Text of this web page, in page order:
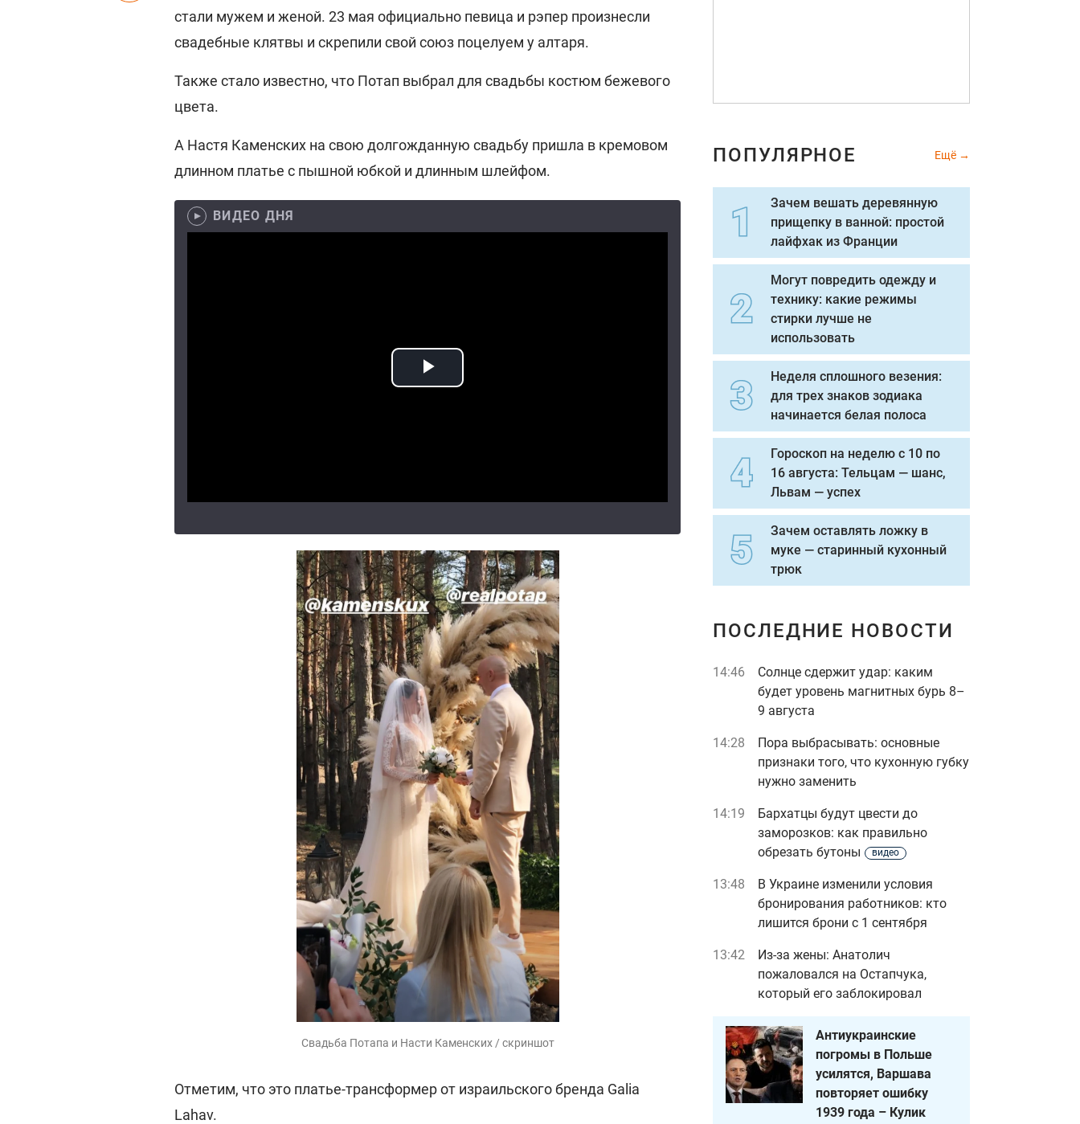
стали мужем и женой. 23 мая официально певица и рэпер произнесли
свадебные клятвы и скрепили свой союз поцелуем у алтаря.
Также стало известно, что Потап выбрал для свадьбы костюм бежевого
цвета.
А Настя Каменских на свою долгожданную свадьбу пришла в кремовом
длинном платье с пышной юбкой и длинным шлейфом.
ВИДЕО ДНЯ
Свадьба Потапа и Насти Каменских / скриншот
Отметим, что это платье-трансформер от израильского бренда Galia
Lahav.
ПОПУЛЯРНОЕ Ещё
Зачем вешать деревянную
прищепку в ванной: простой
лайфхак из Франции
Могут повредить одежду и
технику: какие режимы
стирки лучше не
использовать
Неделя сплошного везения:
для трех знаков зодиака
начинается белая полоса
Гороскоп на неделю с 10 по
16 августа: Тельцам — шанс,
Львам — успех
Зачем оставлять ложку в
муке — старинный кухонный
трюк
ПОСЛЕДНИЕ НОВОСТИ
14:46
Солнце сдержит удар: каким
будет уровень магнитных бурь 8–
9 августа
14:28
Пора выбрасывать: основные
признаки того, что кухонную губку
нужно заменить
14:19
Бархатцы будут цвести до
заморозков: как правильно
обрезать бутоны
видео
13:48
В Украине изменили условия
бронирования работников: кто
лишится брони с 1 сентября
13:42
Из-за жены: Анатолич
пожаловался на Остапчука,
который его заблокировал
Антиукраинские
погромы в Польше
усилятся, Варшава
повторяет ошибку
1939 года – Кулик